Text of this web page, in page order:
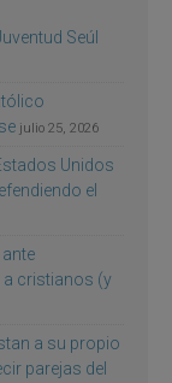
Seúl
julio 25, 2026
Unidos
el
cristianos (y
a su propio
parejas del